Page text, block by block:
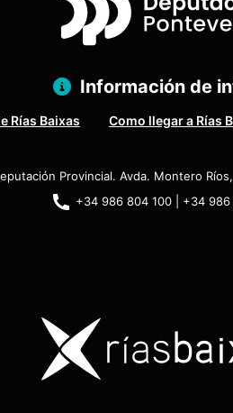
Información de
Rías Baixas Como llegar a Rías
Provincial. Avda. Montero
+34 986 804 100 | +34 986